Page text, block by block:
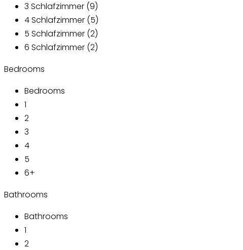
3 Schlafzimmer (9)
4 Schlafzimmer (5)
5 Schlafzimmer (2)
6 Schlafzimmer (2)
Bedrooms
Bedrooms
1
2
3
4
5
6+
Bathrooms
Bathrooms
1
2